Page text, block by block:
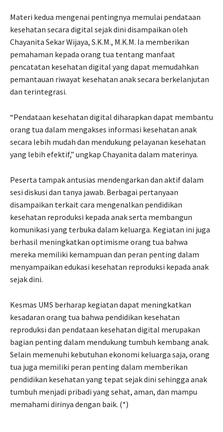
Materi kedua mengenai pentingnya memulai pendataan
kesehatan secara digital sejak dini disampaikan oleh
Chayanita Sekar Wijaya, S.K.M., M.K.M. Ia memberikan
pemahaman kepada orang tua tentang manfaat
pencatatan kesehatan digital yang dapat memudahkan
pemantauan riwayat kesehatan anak secara berkelanjutan
dan terintegrasi.
“Pendataan kesehatan digital diharapkan dapat membantu
orang tua dalam mengakses informasi kesehatan anak
secara lebih mudah dan mendukung pelayanan kesehatan
yang lebih efektif,” ungkap Chayanita dalam materinya.
Peserta tampak antusias mendengarkan dan aktif dalam
sesi diskusi dan tanya jawab. Berbagai pertanyaan
disampaikan terkait cara mengenalkan pendidikan
kesehatan reproduksi kepada anak serta membangun
komunikasi yang terbuka dalam keluarga. Kegiatan ini juga
berhasil meningkatkan optimisme orang tua bahwa
mereka memiliki kemampuan dan peran penting dalam
menyampaikan edukasi kesehatan reproduksi kepada anak
sejak dini.
Kesmas UMS berharap kegiatan dapat meningkatkan
kesadaran orang tua bahwa pendidikan kesehatan
reproduksi dan pendataan kesehatan digital merupakan
bagian penting dalam mendukung tumbuh kembang anak.
Selain memenuhi kebutuhan ekonomi keluarga saja, orang
tua juga memiliki peran penting dalam memberikan
pendidikan kesehatan yang tepat sejak dini sehingga anak
tumbuh menjadi pribadi yang sehat, aman, dan mampu
memahami dirinya dengan baik. (*)